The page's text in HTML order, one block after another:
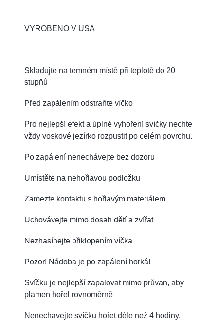
VYROBENO V USA
Skladujte na temném místě při teplotě do 20
stupňů
Před zapálením odstraňte víčko
Pro nejlepší efekt a úplné vyhoření svíčky nechte
vždy voskové jezírko rozpustit po celém povrchu.
Po zapálení nenechávejte bez dozoru
Umístěte na nehořlavou podložku
Zamezte kontaktu s hořlavým materiálem
Uchovávejte mimo dosah dětí a zvířat
Nezhasínejte přiklopením víčka
Pozor! Nádoba je po zapálení horká!
Svíčku je nejlepší zapalovat mimo průvan, aby
plamen hořel rovnoměrně
Nenechávejte svíčku hořet déle než 4 hodiny.